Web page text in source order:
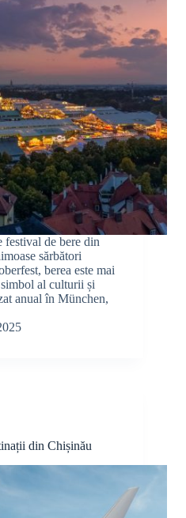
festival de bere din
sărbători
berea este mai
al culturii și
anual în München,
din Chișinău